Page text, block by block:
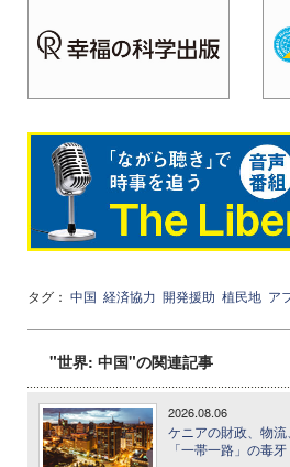
タグ： 中国 経済協力 開発援助 植民地 ア
"世界: 中国"の関連記事
2026.08.06
ケニアの財政、物
「一帯一路」の毒